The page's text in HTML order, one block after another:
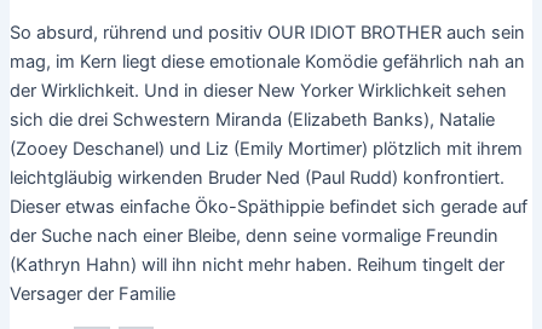
So absurd, rührend und positiv OUR IDIOT BROTHER auch sein
mag, im Kern liegt diese emotionale Komödie gefährlich nah an
der Wirklichkeit. Und in dieser New Yorker Wirklichkeit sehen
sich die drei Schwestern Miranda (Elizabeth Banks), Natalie
(Zooey Deschanel) und Liz (Emily Mortimer) plötzlich mit ihrem
leichtgläubig wirkenden Bruder Ned (Paul Rudd) konfrontiert.
Dieser etwas einfache Öko-Späthippie befindet sich gerade auf
der Suche nach einer Bleibe, denn seine vormalige Freundin
(Kathryn Hahn) will ihn nicht mehr haben. Reihum tingelt der
Versager der Familie